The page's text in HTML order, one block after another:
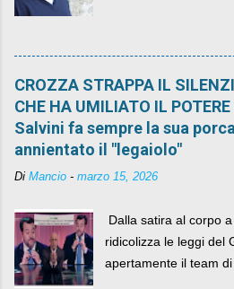
quelli che si
CROZZA STRAPPA IL
CHE HA UMILIATO IL
Salvini fa sempre la sua
annientato il "legaiolo"
Di Mancio - marzo 15, 2026
Dalla satira al corpo
ridicolizza le leggi del
apertamente il team di